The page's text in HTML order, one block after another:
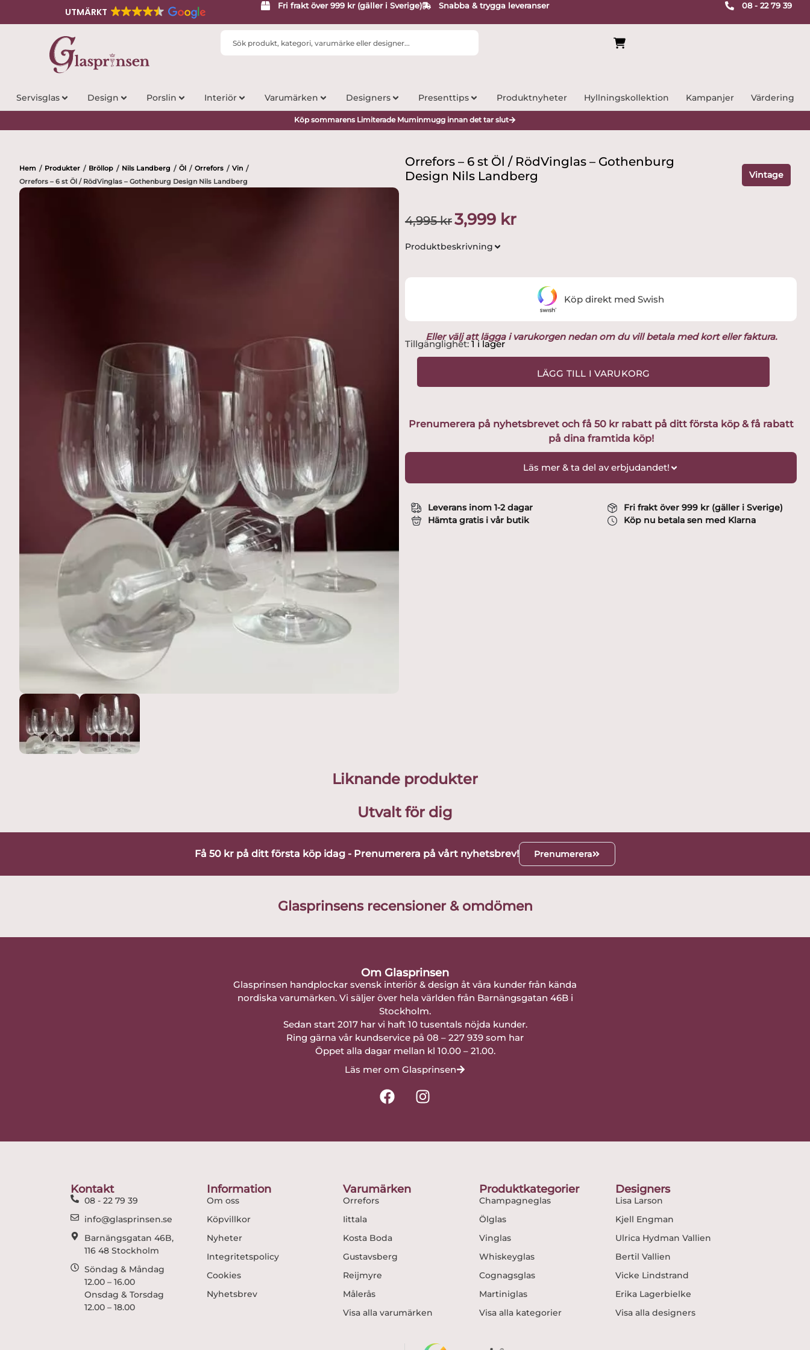
UTMÄRKT
Fri frakt över 999 kr (gäller i Sverige) Snabba & trygga leveranser 08 - 22 79 39
Search
Servisglas Design Porslin Interiör Varumärken Designers Presenttips Produktnyheter Hyllningskollektion Kampanjer Värdering
Köp sommarens Limiterade Muminmugg innan det tar slut
Hem / Produkter / Bröllop / Nils Landberg / Öl / Orrefors / Vin /
Orrefors – 6 st Öl / RödVinglas – Gothenburg Design Nils Landberg
Orrefors – 6 st Öl / RödVinglas – Gothenburg
Design Nils Landberg
Vintage
4,995kr Det
ursprungliga
priset
3,999 krDet
Produktbeskrivning
Eller välj att lägga i varukorgen nedan om du vill betala med kort eller faktura.
Tillgänglighet: 1 i lager
Orrefors
RödVinglas
Gothenburg
mängd
LÄGG TILL I VARUKORG
Köp direkt med Swish
Prenumerera på nyhetsbrevet och få 50 kr rabatt på ditt första köp & få rabatt
på dina framtida köp!
Läs mer & ta del av erbjudandet!
Leverans inom 1-2 dagar
Hämta gratis i vår butik
Fri frakt över 999 kr (gäller i Sverige)
Köp nu betala sen med Klarna
Liknande produkter
Utvalt för dig
Få 50 kr på ditt första köp idag - Prenumerera på vårt nyhetsbrev! Prenumerera
Glasprinsens recensioner & omdömen
Om Glasprinsen
Glasprinsen handplockar svensk interiör & design åt våra kunder från kända
nordiska varumärken. Vi säljer över hela världen från Barnängsgatan 46B i
Stockholm.
Sedan start 2017 har vi haft 10 tusentals nöjda kunder.
Ring gärna vår kundservice på 08 – 227 939 som har
Öppet alla dagar mellan kl 10.00 – 21.00.
Läs mer om Glasprinsen
F
a
k
I
n
Kontakt
08 - 22 79 39
info@glasprinsen.se
Barnängsgatan 46B,
116 48 Stockholm
Söndag & Måndag
12.00 – 16.00
Onsdag & Torsdag
12.00 – 18.00
Information
Om oss
Köpvillkor
Nyheter
Integritetspolicy
Cookies
Nyhetsbrev
Varumärken
Orrefors
Iittala
Kosta Boda
Gustavsberg
Reijmyre
Målerås
Visa alla varumärken
Produktkategorier
Champagneglas
Ölglas
Vinglas
Whiskeyglas
Cognagsglas
Martiniglas
Visa alla kategorier
Designers
Lisa Larson
Kjell Engman
Ulrica Hydman Vallien
Bertil Vallien
Vicke Lindstrand
Erika Lagerbielke
Visa alla designers